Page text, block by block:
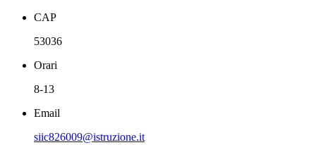
CAP
53036
Orari
8-13
Email
siic826009@istruzione.it